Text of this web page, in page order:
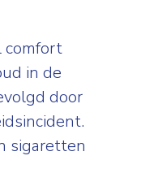
comfort
in de
door
sigaretten